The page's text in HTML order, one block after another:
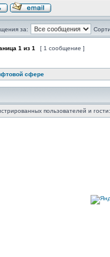
за:
1 из 1 [ 1 сообщение ]
сфере
пользователей и